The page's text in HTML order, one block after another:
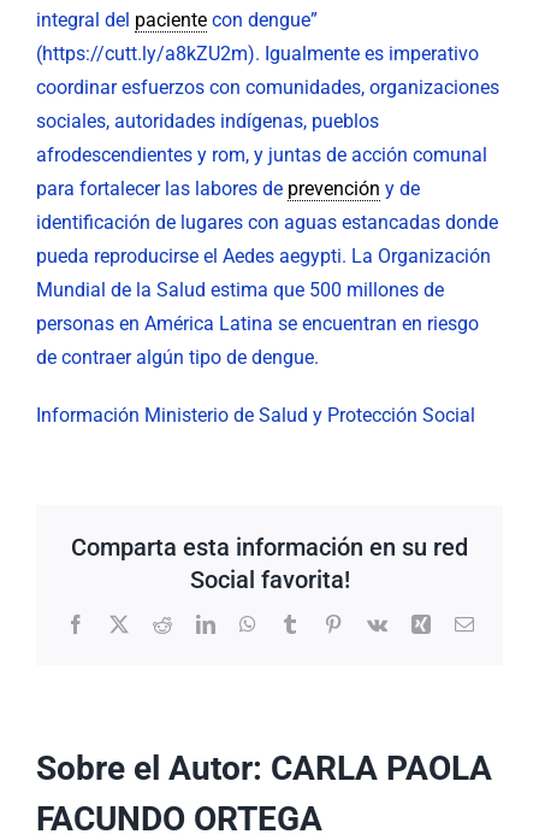
integral del paciente con dengue”
(https://cutt.ly/a8kZU2m). Igualmente es imperativo
coordinar esfuerzos con comunidades, organizaciones
sociales, autoridades indígenas, pueblos
afrodescendientes y rom, y juntas de acción comunal
para fortalecer las labores de prevención y de
identificación de lugares con aguas estancadas donde
pueda reproducirse el Aedes aegypti. La Organización
Mundial de la Salud estima que 500 millones de
personas en América Latina se encuentran en riesgo
de contraer algún tipo de dengue.
Información Ministerio de Salud y Protección Social
Comparta esta información en su red
Social favorita!
Facebook
X RedditLinkedInWhatsApp
TumblrPinterest
Vk Xing Correo
Sobre el Autor: CARLA PAOLA
FACUNDO ORTEGA